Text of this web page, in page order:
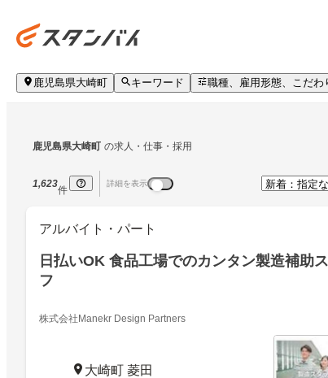
鹿児島県大崎町 キーワード 職種、雇用形態、こだわ
鹿児島県大崎町 の求人・仕事・採用
1,623
件
詳細を表示
アルバイト・パート
日払いOK 食品工場でのカンタン製造補助
フ
株式会社Manekr Design Partners
大崎町 菱田